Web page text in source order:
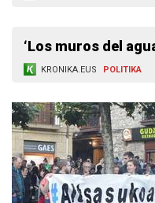
‘Los muros del
KRONIKA.EUS POLITIKA